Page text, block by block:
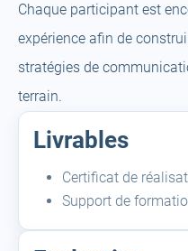
Chaque participant est
expérience afin de
stratégies de
terrain.
Livrables
Certificat de
Support de